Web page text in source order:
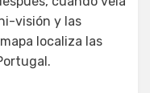
visión y las
localiza las